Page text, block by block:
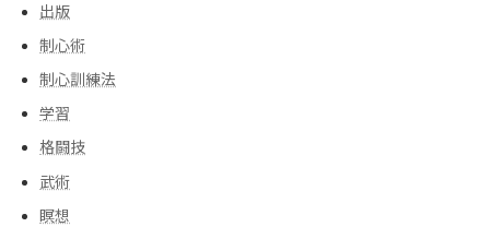
出版
制心術
制心訓練法
学習
格闘技
武術
瞑想